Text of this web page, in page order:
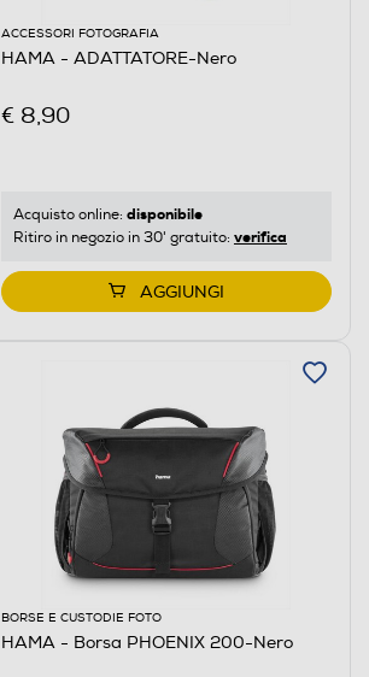
ACCESSORI FOTOGRAFIA
HAMA - ADATTATORE-Nero
€ 8,90
Acquisto online: disponibile
Ritiro in negozio in 30' gratuito: verifica
AGGIUNGI
BORSE E CUSTODIE FOTO
HAMA - Borsa PHOENIX 200-Nero